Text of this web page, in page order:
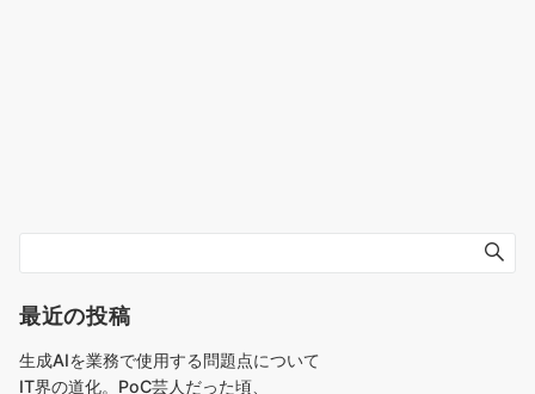
最近の投稿
生成AIを業務で使用する問題点について
IT界の道化。PoC芸人だった頃、